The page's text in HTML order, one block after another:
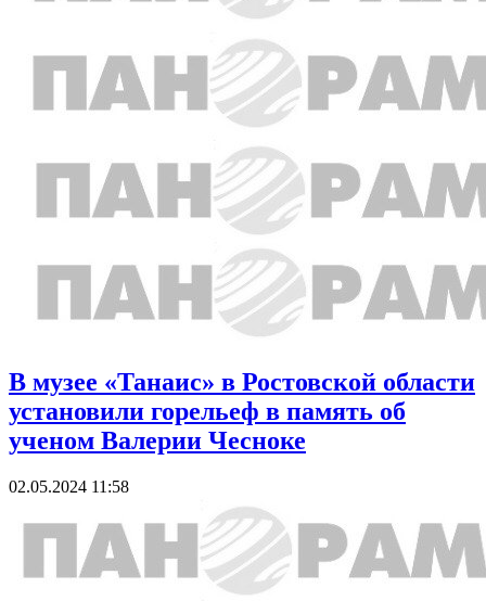
В музее «Танаис» в Ростовской области
установили горельеф в память об
ученом Валерии Чесноке
02.05.2024 11:58